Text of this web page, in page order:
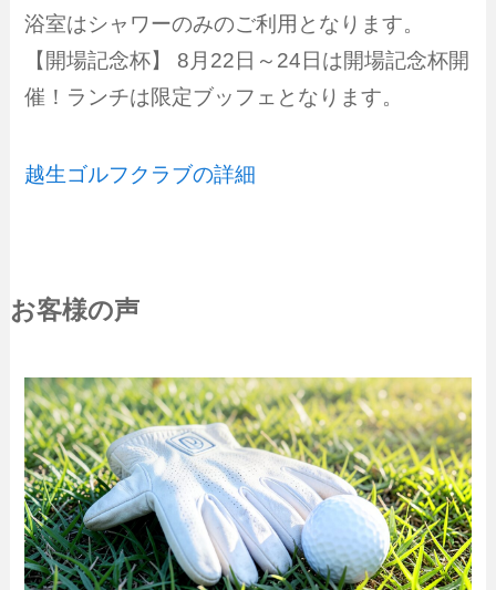
浴室はシャワーのみのご利用となります。
【開場記念杯】 8月22日～24日は開場記念杯開
催！ランチは限定ブッフェとなります。
越生ゴルフクラブの詳細
お客様の声